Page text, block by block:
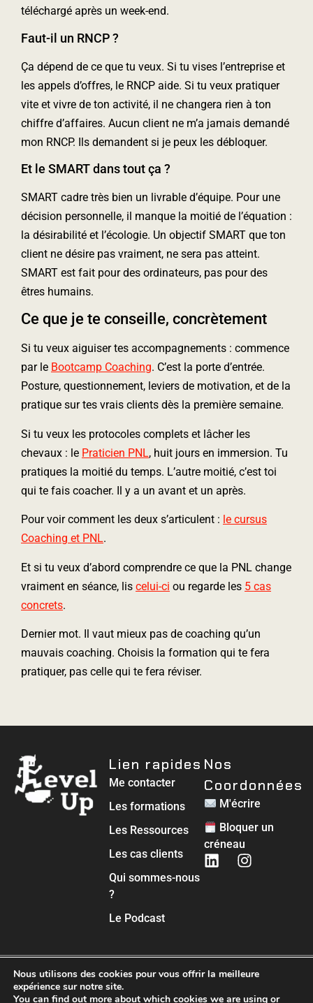
téléchargé après un week-end.
Faut-il un RNCP ?
Ça dépend de ce que tu veux. Si tu vises l’entreprise et
les appels d’offres, le RNCP aide. Si tu veux pratiquer
vite et vivre de ton activité, il ne changera rien à ton
chiffre d’affaires. Aucun client ne m’a jamais demandé
mon RNCP. Ils demandent si je peux les débloquer.
Et le SMART dans tout ça ?
SMART cadre très bien un livrable d’équipe. Pour une
décision personnelle, il manque la moitié de l’équation :
la désirabilité et l’écologie. Un objectif SMART que ton
client ne désire pas vraiment, ne sera pas atteint.
SMART est fait pour des ordinateurs, pas pour des
êtres humains.
Ce que je te conseille, concrètement
Si tu veux aiguiser tes accompagnements : commence
par le Bootcamp Coaching. C’est la porte d’entrée.
Posture, questionnement, leviers de motivation, et de la
pratique sur tes vrais clients dès la première semaine.
Si tu veux les protocoles complets et lâcher les
chevaux : le Praticien PNL, huit jours en immersion. Tu
pratiques la moitié du temps. L’autre moitié, c’est toi
qui te fais coacher. Il y a un avant et un après.
Pour voir comment les deux s’articulent : le cursus
Coaching et PNL.
Et si tu veux d’abord comprendre ce que la PNL change
vraiment en séance, lis celui-ci ou regarde les 5 cas
concrets.
Dernier mot. Il vaut mieux pas de coaching qu’un
mauvais coaching. Choisis la formation qui te fera
pratiquer, pas celle qui te fera réviser.
Lien rapides
Me contacter
Les formations
Les Ressources
Les cas clients
Qui sommes-nous
?
Le Podcast
Nos
Coordonnées
M'écrire
Bloquer un
créneau
© 2025 LvlUp Coaching
Nous utilisons des cookies pour vous offrir la meilleure
expérience sur notre site.
You can find out more about which cookies we are using or